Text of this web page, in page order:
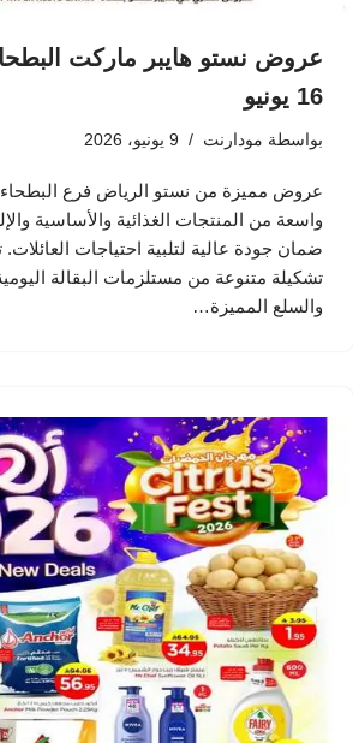
16 يونيو
بواسطة مودارنت 9 يونيو، 2026
عروض مميزة من نستو الرياض فرع
واسعة من المنتجات الغذائية والأساسية
ضمان جودة عالية لتلبية احتياجات
تشكيلة متنوعة من مستلزمات البقالة اليومية
والسلع المميزة…